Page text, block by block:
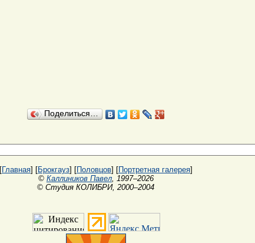
Поделиться…
[Главная] [Брокгауз] [Половцов] [Портретная галерея]
© Каллиников Павел, 1997–2026
© Студия КОЛИБРИ, 2000–2004